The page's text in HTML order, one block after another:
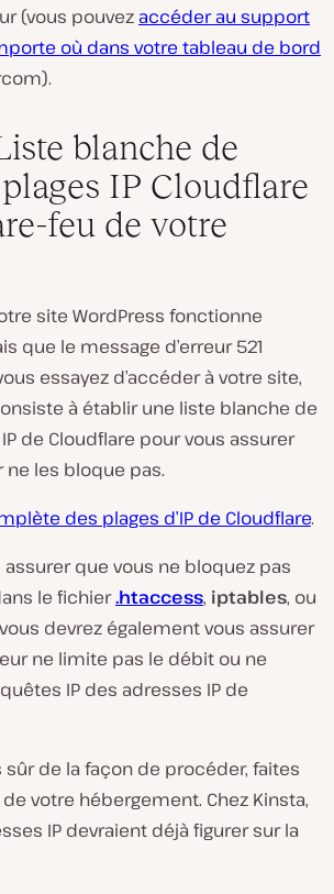
(vous pouvez accéder au support
où dans votre tableau de bord
blanche de
IP Cloudflare
feu de votre
site WordPress fonctionne
que le message d’erreur 521
essayez d’accéder à votre site,
à établir une liste blanche de
de Cloudflare pour vous assurer
les bloque pas.
des plages d’IP de Cloudflare.
assurer que vous ne bloquez pas
le fichier.htaccess, iptables, ou
devrez également vous assurer
ne limite pas le débit ou ne
IP des adresses IP de
sûr de la façon de procéder, faites
votre hébergement. Chez Kinsta,
IP devraient déjà figurer sur la